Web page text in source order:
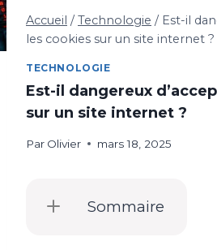
Accueil / Technologie / Est-il
les cookies sur un site internet ?
TECHNOLOGIE
Est-il dangereux
sur un site internet ?
Par Olivier mars 18, 2025
Sommaire